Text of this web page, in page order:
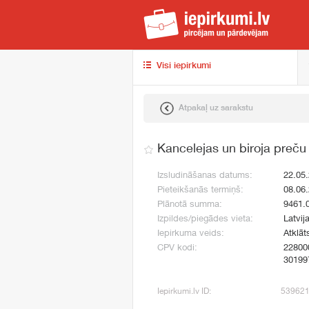
Visi iepirkumi
Atpakaļ uz sarakstu
Kancelejas un biroja
Izsludināšanas datums:
Pieteikšanās termiņš:
Plānotā summa:
Izpildes/piegādes vieta:
Iepirkuma veids:
CPV kodi:
Iepirkumi.lv ID: